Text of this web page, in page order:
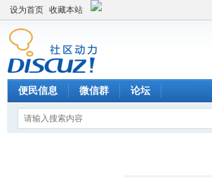
设为首页 收藏本站
便民信息 微信群 论坛